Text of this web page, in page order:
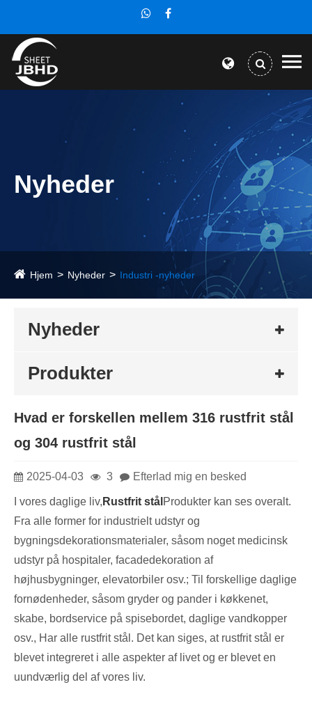
Nyheder
Hjem Nyheder Industri -nyheder
Nyheder
Produkter
Hvad er forskellen mellem 316 rustfrit stål
og 304 rustfrit stål
2025-04-03 3 Efterlad mig en besked
I vores daglige liv, Rustfrit stål Produkter kan ses overalt.
Fra alle former for industrielt udstyr og
bygningsdekorationsmaterialer, såsom noget medicinsk
udstyr på hospitaler, facadedekoration af
højhusbygninger, elevatorbiler osv.; Til forskellige daglige
fornødenheder, såsom gryder og pander i køkkenet,
skabe, bordservice på spisebordet, daglige vandkopper
osv., Har alle rustfrit stål. Det kan siges, at rustfrit stål er
blevet integreret i alle aspekter af livet og er blevet en
uundværlig del af vores liv.